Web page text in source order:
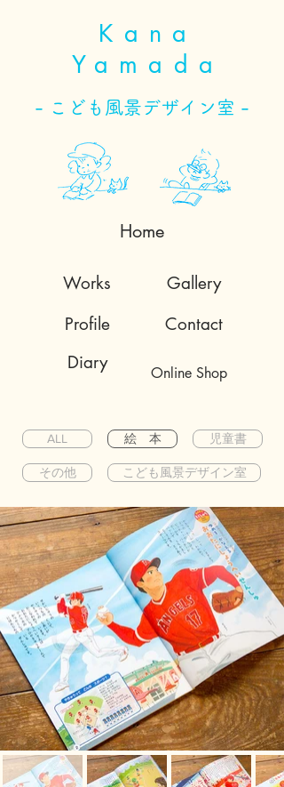
Kana
Yamada
- こども風景デザイン室 -
Home
Diary
Works
Profile
Gallery
Contact
Online Shop
ALL
その他
絵 本 児童書
こども風景デザイン室